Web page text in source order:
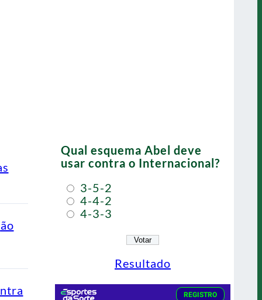
Qual esquema Abel deve
usar contra o Internacional?
3-5-2
4-4-2
4-3-3
Resultado